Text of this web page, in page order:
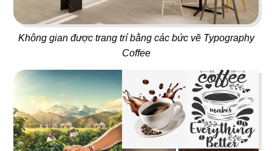
Không gian được trang trí bằng các bức vẽ Typography
Coffee
41
MOON RIVER
Rooftop Bar
PHÚC KHANG GARDEN
Cafe